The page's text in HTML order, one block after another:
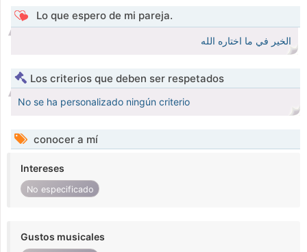
Lo que espero de mi pareja.
الخير في ما اختاره الله
Los criterios que deben ser respetados
No se ha personalizado ningún criterio
conocer a mí
Intereses
No especificado
Gustos musicales